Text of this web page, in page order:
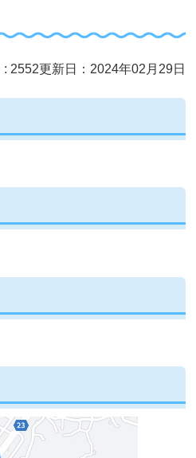
: 2552更新日：2024年02月29日